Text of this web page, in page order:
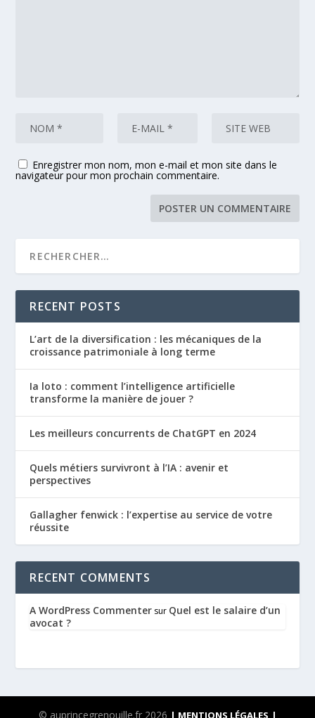
Enregistrer mon nom, mon e-mail et mon site dans le
navigateur pour mon prochain commentaire.
RECENT POSTS
L’art de la diversification : les mécaniques de la
croissance patrimoniale à long terme
Ia loto : comment l’intelligence artificielle
transforme la manière de jouer ?
Les meilleurs concurrents de ChatGPT en 2024
Quels métiers survivront à l’IA : avenir et
perspectives
Gallagher fenwick : l’expertise au service de votre
réussite
RECENT COMMENTS
A WordPress Commenter sur Quel est le salaire d’un
avocat ?
© auprincegrenouille.fr 2026 | MENTIONS LÉGALES |